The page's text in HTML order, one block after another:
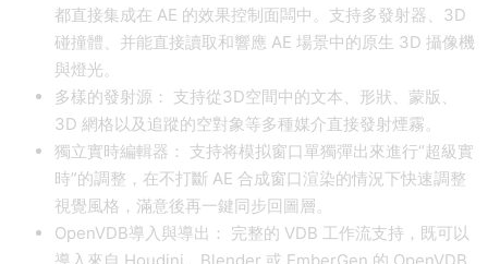
都直接集成在 AE 的效果控制面闆中。支持多發射器、3D
碰撞體、并能直接讀取和響應 AE 場景中的原生 3D 攝像機
與燈光。
多樣的發射源： 支持從3D空間中的文本、形狀、蒙版、
3D 網格以及追蹤的空對象等多種媒介直接發射煙霧。
獨立實時編輯器： 支持将模拟窗口單獨彈出來進行“超級實
時”的調整，在不打斷 AE 合成窗口渲染的情況下快速調整
視覺風格，滿意後再一鍵同步回圖層。
OpenVDB導入與導出： 完整的 VDB 工作流支持，既可以